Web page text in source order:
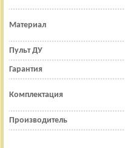
Материал
Пульт ДУ
Гарантия
Комплектация
Производитель